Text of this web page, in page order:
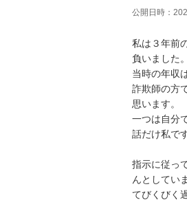
公開日時：
私は３年前
負いました
当時の年収
詐欺師の方
思います。
一つは自分
話だけ私です
指示に従っ
んとしてい
てびくびく